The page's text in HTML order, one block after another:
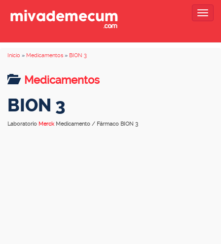
Inicio » Medicamentos » BION 3
Medicamentos
BION 3
Laboratorio Merck Medicamento / Fármaco BION 3